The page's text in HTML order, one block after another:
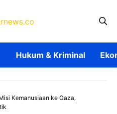
Hukum & Kriminal
Kemanusiaan ke Gaza,